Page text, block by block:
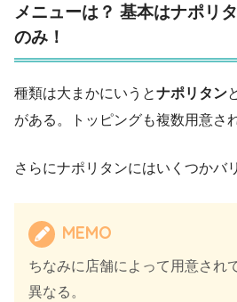
メニューは？ 基本はナポリ
のみ！
種類は大まかにいうとナポリタン
がある。トッピングも複数用意さ
さらにナポリタンにはいくつかバ
MEMO
ちなみに店舗によって用意され
異なる。